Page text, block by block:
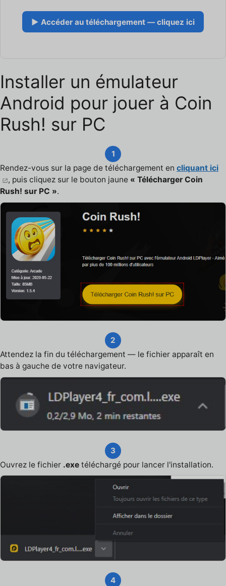
▶ Accéder au téléchargement — cliquez ici
Installer un émulateur
Android pour jouer à Coin
Rush! sur PC
1
Rendez-vous sur la page de téléchargement en cliquant ici
, puis cliquez sur le bouton jaune « Télécharger Coin
Rush! sur PC ».
2
Attendez la fin du téléchargement — le fichier apparaît en
bas à gauche de votre navigateur.
3
Ouvrez le fichier .exe téléchargé pour lancer l'installation.
4